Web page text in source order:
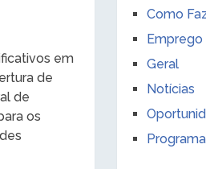
em
de
de
os
Como
Emprego
Geral
Notícias